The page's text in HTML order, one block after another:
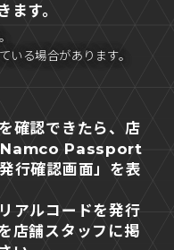
ます。
る場合があります。
確認できたら、店
Namco Passport
行確認画面」を表
アルコードを発行
店舗スタッフに掲